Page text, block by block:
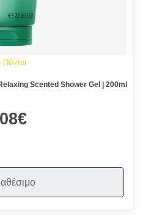
Πόντοι
Scented Shower Gel | 200ml